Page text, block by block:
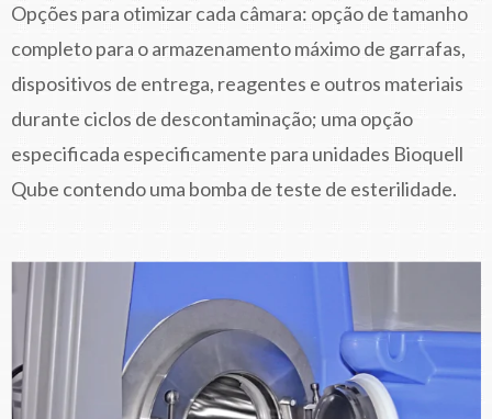
Opções para otimizar cada câmara: opção de tamanho
completo para o armazenamento máximo de garrafas,
dispositivos de entrega, reagentes e outros materiais
durante ciclos de descontaminação; uma opção
especificada especificamente para unidades Bioquell
Qube contendo uma bomba de teste de esterilidade.